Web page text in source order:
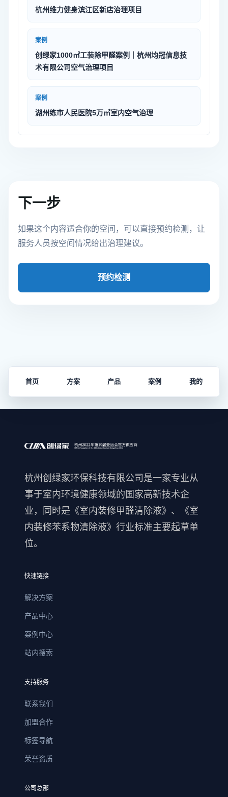
杭州维力健身滨江区新店治理项目
案例
创绿家1000㎡工装除甲醛案例｜杭州均冠信息技
术有限公司空气治理项目
案例
湖州练市人民医院5万㎡室内空气治理
下一步
如果这个内容适合你的空间，可以直接预约检测，让
服务人员按空间情况给出治理建议。
预约检测
首页 方案 产品 案例 我的
杭州创绿家环保科技有限公司是一家专业从
事于室内环境健康领域的国家高新技术企
业，同时是《室内装修甲醛清除液》、《室
内装修苯系物清除液》行业标准主要起草单
位。
快速链接
解决方案
产品中心
案例中心
站内搜索
支持服务
联系我们
加盟合作
标签导航
荣誉资质
公司总部